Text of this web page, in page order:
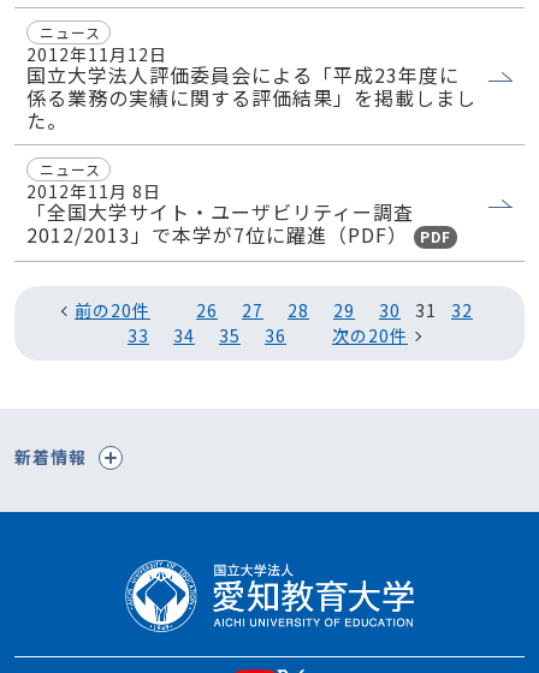
ニュース
2012年11月12日
国立大学法人評価委員会による「平成23年度に
係る業務の実績に関する評価結果」を掲載しまし
た。
ニュース
2012年11月 8日
「全国大学サイト・ユーザビリティー調査
2012/2013」で本学が7位に躍進（PDF） PDF
前の20件 26 27 28 29 30 31
32
33
34 35 36 次の20件
新着情報